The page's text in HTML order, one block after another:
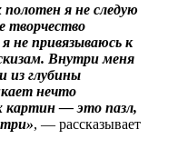
полотен я не следую
творчество
не привязываюсь к
Внутри меня
из глубины
нечто
картин — это пазл,
, — рассказывает